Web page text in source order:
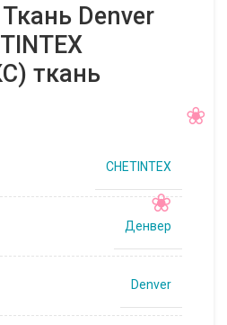
Denver
ткань
CHETINTEX
Денвер
Denver